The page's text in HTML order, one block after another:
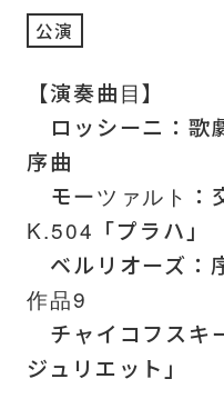
公演
【演奏曲目】
ロッシーニ：歌
序曲
モーツァルト：
K.504「プラハ」
ベルリオーズ：
作品9
チャイコフスキ
ジュリエット」